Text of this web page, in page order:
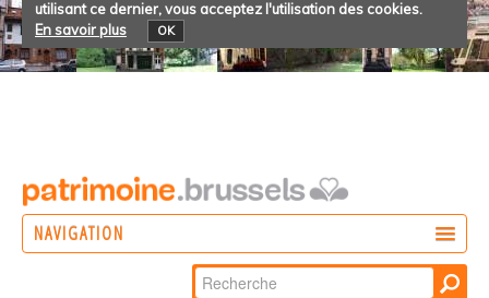
utilisant ce dernier, vous acceptez l'utilisation des cookies.
En savoir plus
OK
NAVIGATION
Chercher par